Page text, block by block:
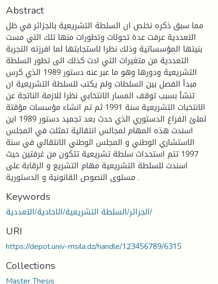
Abstract
مما سبق ذكره نخلص ان السلطة التشريعية بالجزائر في ظل
التعددية عرفت عدة تحولات وتطورات منها تلك التي مست
بنيتها المؤسساتية وذلك نظرا لاستجابتها لما افرزته التجربة
التعددية من متغيرات التي ادت كذلك الى تطور السلطة
التشريعية ودورها وهو ما عبر عنه دستور 1989 الذي كرس
مبدأ الفصل بين السلطات ولم يكتب للسلطة التشريعية ان
تنشأ بسبب توقف المسار الانتخابي نظرا للازمة الناتجة عن
الانتخبات التشريعية سنة 1991 ثم تم انشاء مؤسسات مؤقتة
لملئ الفراغ الدستوري الذي حدث بعد تجميد دستور 1989 اين
اسندت هذه المهام لمجالس انتقالية تمثلت في المجلس
الاستشاري الوطني و المجلس الوطني الانتقالي في سنة
1997 تتم استحداث سلطة تشريعية تتكون من غرفتين حيث
اسندت للسلطة التشريعية مهام التشريع و الرقابة على
مستوى النصوص القانونية و الدستورية .
Keywords
الجزائر/السلطة التشريعية/الاحادية/التعددية/
URI
https://depot.univ-msila.dz/handle/123456789/6315
Collections
Master Thesis